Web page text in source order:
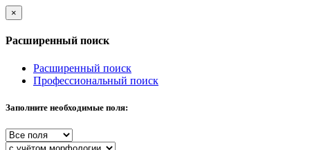
×
Расширенный поиск
Расширенный поиск
Профессиональный поиск
Заполните необходимые поля: